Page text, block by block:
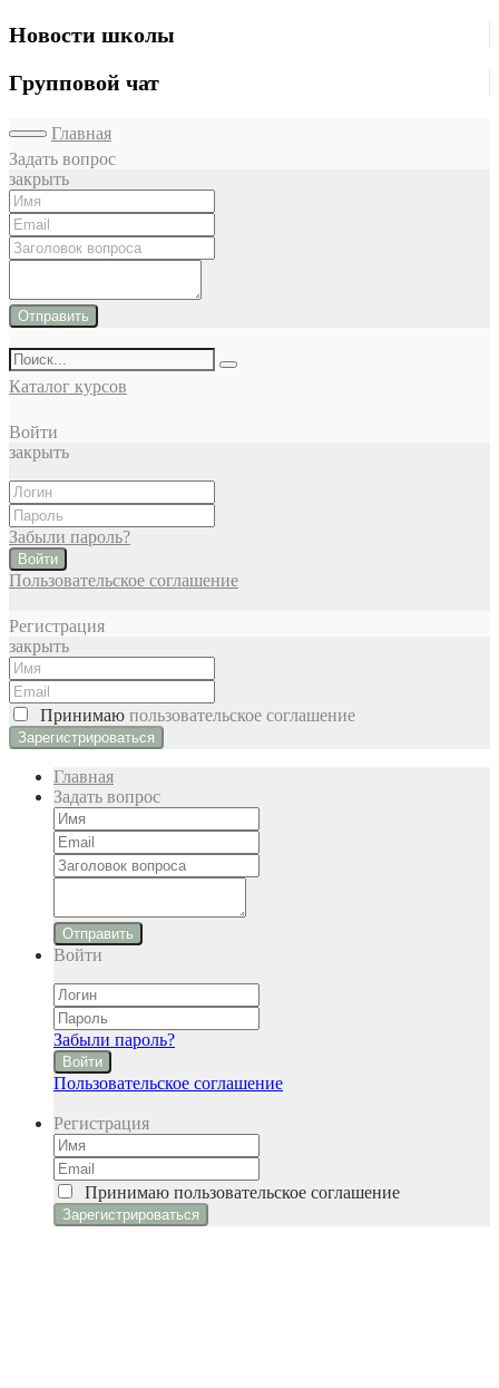
Новости школы
Групповой чат
Главная
Задать вопрос
закрыть
Отправить
Каталог курсов
Войти
закрыть
Забыли пароль?
Войти
Пользовательское соглашение
Регистрация
закрыть
Принимаю пользовательское соглашение
Главная
Задать вопрос
Отправить
Войти
Забыли пароль?
Войти
Пользовательское соглашение
Регистрация
Принимаю пользовательское соглашение